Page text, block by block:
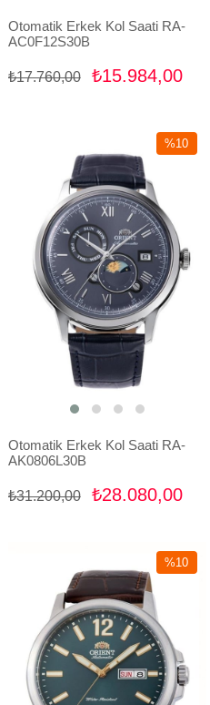
Otomatik Erkek Kol Saati RA-
AC0F12S30B
₺15.984,00
₺17.760,00
Otomatik Erkek Kol Saati RA-
AK0806L30B
₺28.080,00
₺31.200,00
%10
%10
%10İndirim